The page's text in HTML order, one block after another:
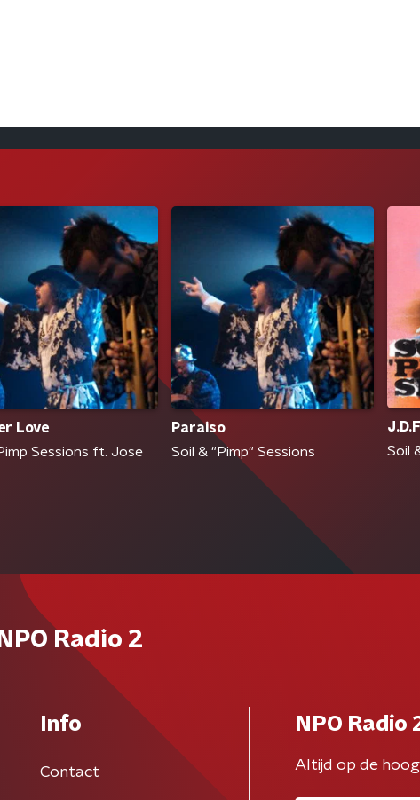
Love
Sessions ft. Jose
Paraiso
Soil & "Pimp" Sessions
Soil
Radio 2
Info
Contact
NPO
Altijd op de